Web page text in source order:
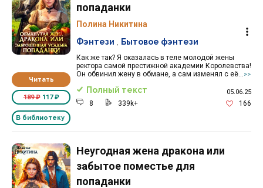
Читать
189 ₽117 ₽
В библиотеку
попаданки
Полина Никитина
Как же так? Я оказалась в теле молодой жены
ректора самой престижной академии Королевства!
Он обвинил жену в обмане, а сам изменял с её...>>
Фэнтези Бытовое фэнтези
Полный текст 05.06.25
8 339k+ 166
Неугодная жена дракона или
забытое поместье для
попаданки